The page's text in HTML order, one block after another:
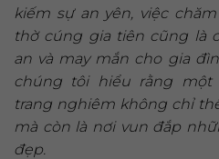
kiếm sự an yên, việc
thờ cúng gia tiên cũng là
an và may mắn cho gia
chúng tôi hiểu rằng một
trang nghiêm không chỉ
mà còn là nơi vun đắp
đẹp.